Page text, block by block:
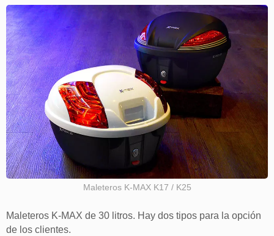
Maleteros K-MAX K17 / K25
Maleteros K-MAX de 30 litros. Hay dos tipos para la opción
de los clientes.